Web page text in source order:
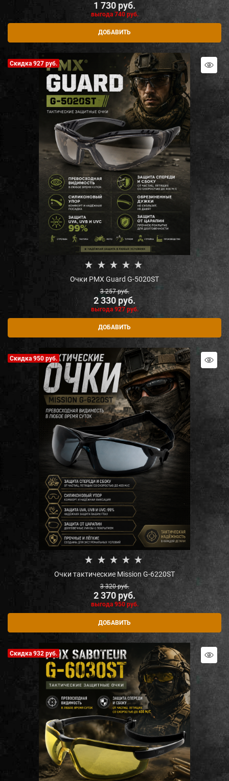
1 730 руб.
выгода 740 руб.
ДОБАВИТЬ
Скидка 927 руб.
Очки PMX Guard G-5020ST
3 257 руб.
2 330 руб.
выгода 927 руб.
ДОБАВИТЬ
Скидка 950 руб.
Очки тактические Mission G-6220ST
3 320 руб.
2 370 руб.
выгода 950 руб.
ДОБАВИТЬ
Скидка 932 руб.